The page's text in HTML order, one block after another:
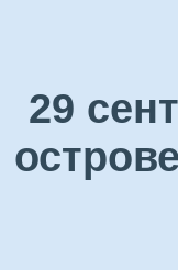
29